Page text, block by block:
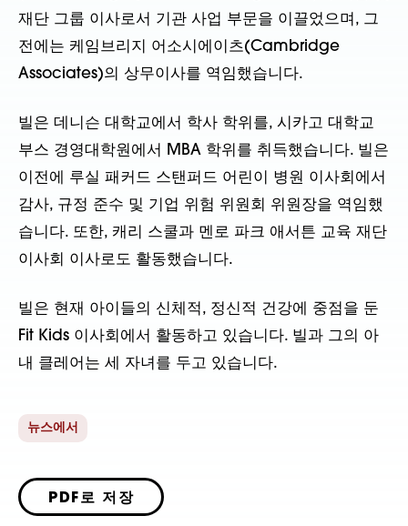
재단 그룹 이사로서 기관 사업 부문을 이끌었으며, 그
전에는 케임브리지 어소시에이츠(Cambridge
Associates)의 상무이사를 역임했습니다.
빌은 데니슨 대학교에서 학사 학위를, 시카고 대학교
부스 경영대학원에서 MBA 학위를 취득했습니다. 빌은
이전에 루실 패커드 스탠퍼드 어린이 병원 이사회에서
감사, 규정 준수 및 기업 위험 위원회 위원장을 역임했
습니다. 또한, 캐리 스쿨과 멘로 파크 애서튼 교육 재단
이사회 이사로도 활동했습니다.
빌은 현재 아이들의 신체적, 정신적 건강에 중점을 둔
Fit Kids 이사회에서 활동하고 있습니다. 빌과 그의 아
내 클레어는 세 자녀를 두고 있습니다.
뉴스에서
PDF로 저장